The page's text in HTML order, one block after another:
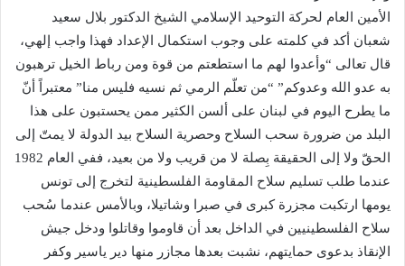
الأمين العام لحركة التوحيد الإسلامي الشيخ الدكتور بلال سعيد
شعبان أكد في كلمته على وجوب استكمال الإعداد فهذا واجب إلهي،
قال تعالى “وأعدوا لهم ما استطعتم من قوة ومن رباط الخيل ترهبون
به عدو الله وعدوكم” “من تعلّم الرمي ثم نسيه فليس منا” معتبراً أنّ
ما يطرح اليوم في لبنان على ألسن الكثير ممن يحستبون على هذا
البلد من ضرورة سحب السلاح وحصرية السلاح بيد الدولة لا يمتّ إلى
الحقّ ولا إلى الحقيقة بِصلة لا من قريب ولا من بعيد، ففي العام 1982
عندما طلب تسليم سلاح المقاومة الفلسطينية لتخرج إلى تونس
يومها ارتكبت مجزرة كبرى في صبرا وشاتيلا، وبالأمس عندما سُحب
سلاح الفلسطينيين في الداخل بعد أن قاوموا وقاتلوا ودخل جيش
الإنقاذ بدعوى حمايتهم، نشبت بعدها مجازر منها دير ياسير وكفر